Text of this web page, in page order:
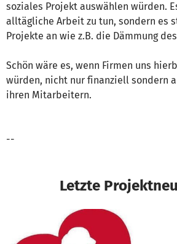
soziales Projekt auswählen würden.
alltägliche Arbeit zu tun, sondern es
Projekte an wie z.B. die Dämmung
Schön wäre es, wenn Firmen uns
würden, nicht nur finanziell sondern
ihren Mitarbeitern.
--
Letzte